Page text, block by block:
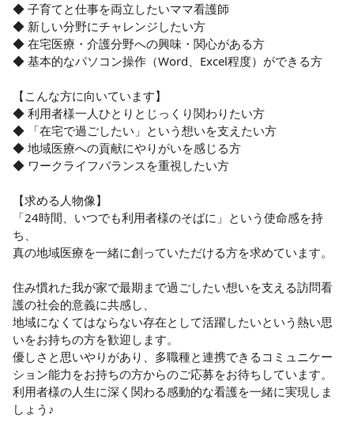
◆ 子育てと仕事を両立したいママ看護師
◆ 新しい分野にチャレンジしたい方
◆ 在宅医療・介護分野への興味・関心がある方
◆ 基本的なパソコン操作（Word、Excel程度）ができる方
【こんな方に向いています】
◆ 利用者様一人ひとりとじっくり関わりたい方
◆ 「在宅で過ごしたい」という想いを支えたい方
◆ 地域医療への貢献にやりがいを感じる方
◆ ワークライフバランスを重視したい方
【求める人物像】
「24時間、いつでも利用者様のそばに」という使命感を持
ち、
真の地域医療を一緒に創っていただける方を求めています。
住み慣れた我が家で最期まで過ごしたい想いを支える訪問看
護の社会的意義に共感し、
地域になくてはならない存在として活躍したいという熱い思
いをお持ちの方を歓迎します。
優しさと思いやりがあり、多職種と連携できるコミュニケー
ション能力をお持ちの方からのご応募をお待ちしています。
利用者様の人生に深く関わる感動的な看護を一緒に実現しま
しょう♪